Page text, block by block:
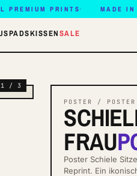
PREMIUM PRINTS MADE IN
KISSENSALE
1 / 3
POSTER / POSTER
FRAU
Poster Schiele
Reprint. Ein